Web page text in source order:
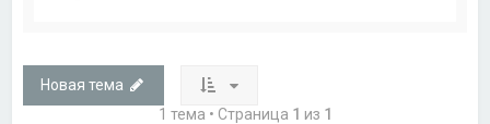
Новая тема
1 тема • Страница 1 из 1